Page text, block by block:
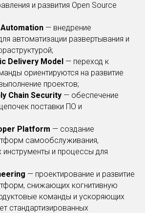
и развития Open Source
— внедрение
автоматизации развертывания и
Delivery Model — переход к
ориентируются на развитие
проектов;
Chain Security — обеспечение
поставки ПО и
Platform — создание
самообслуживания,
и процессы для
— проектирование и развитие
снижающих когнитивную
команды и ускоряющих
стандартизированных